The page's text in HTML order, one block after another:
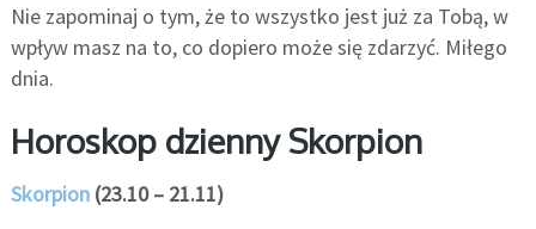
Nie zapominaj o tym, że to wszystko jest już za Tobą, w
wpływ masz na to, co dopiero może się zdarzyć. Miłego
dnia.
Horoskop dzienny Skorpion
Skorpion(23.10 – 21.11)